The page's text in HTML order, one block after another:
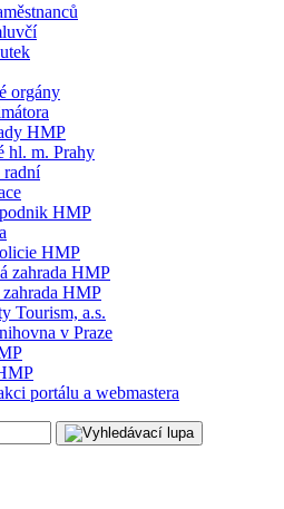
orgány
HMP
hl. m. Prahy
radní
HMP
HMP
zahrada HMP
HMP
Tourism, a.s.
v Praze
portálu a webmastera